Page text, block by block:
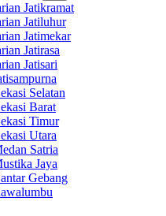
Jatikramat
Jatiluhur
Jatimekar
Jatirasa
Jatisari
Selatan
Barat
Timur
Utara
Satria
Jaya
Gebang